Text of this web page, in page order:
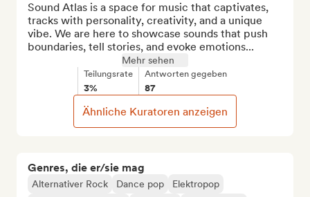
Genres, die er/sie mag
Alternativer Rock Dance pop
Elektropop
Sound Atlas is a space for music that captivates,
tracks with personality, creativity, and a unique
vibe. We are here to showcase sounds that push
boundaries, tell stories, and evoke emotions...
Mehr sehen
Teilungsrate
3%
Antworten gegeben
87
Ähnliche Kuratoren anzeigen